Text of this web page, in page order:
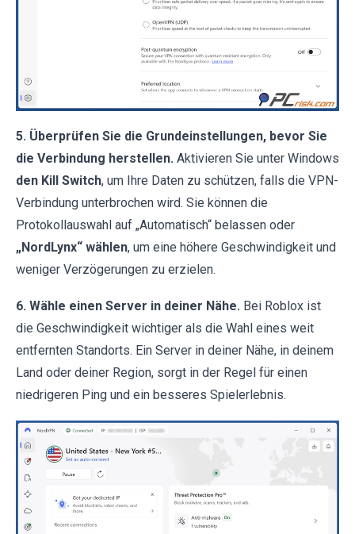
5. Überprüfen Sie die Grundeinstellungen, bevor Sie
die Verbindung herstellen. Aktivieren Sie unter Windows
den Kill Switch, um Ihre Daten zu schützen, falls die VPN-
Verbindung unterbrochen wird. Sie können die
Protokollauswahl auf „Automatisch“ belassen oder
„NordLynx“ wählen, um eine höhere Geschwindigkeit und
weniger Verzögerungen zu erzielen.
6. Wähle einen Server in deiner Nähe. Bei Roblox ist
die Geschwindigkeit wichtiger als die Wahl eines weit
entfernten Standorts. Ein Server in deiner Nähe, in deinem
Land oder deiner Region, sorgt in der Regel für einen
niedrigeren Ping und ein besseres Spielerlebnis.